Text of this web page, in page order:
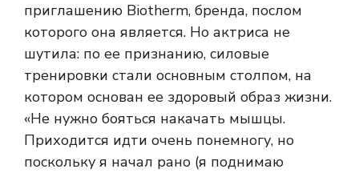
приглашению Biotherm, бренда, послом
которого она является. Но актриса не
шутила: по ее признанию, силовые
тренировки стали основным столпом, на
котором основан ее здоровый образ жизни.
«Не нужно бояться накачать мышцы.
Приходится идти очень понемногу, но
поскольку я начал рано (я поднимаю